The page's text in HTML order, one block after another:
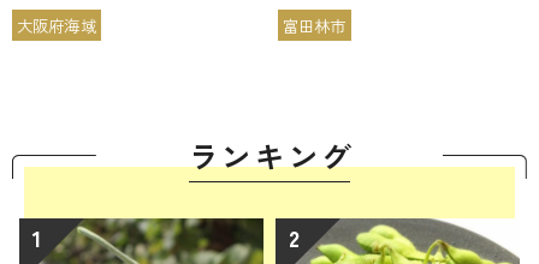
大阪府海域
富田林市
ランキン グ